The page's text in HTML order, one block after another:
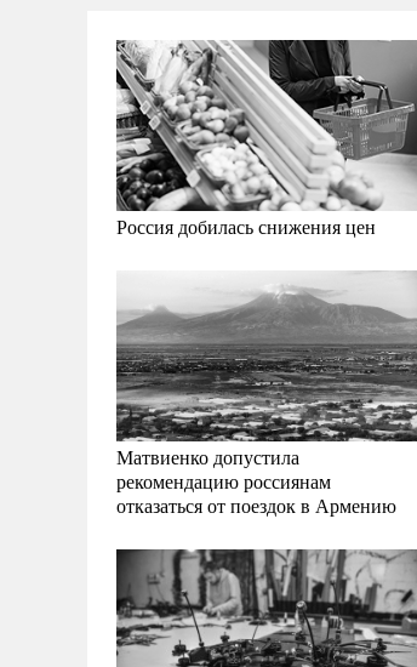
Россия добилась снижения цен
Матвиенко допустила
рекомендацию россиянам
отказаться от поездок в Армению